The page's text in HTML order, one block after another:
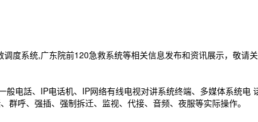
调度系统,广东院前120急救系统等相关信息发布和资讯展示，敬请关
話、IP电话机、IP网络有线电视对讲系统终端、多媒体系统电
呼、强插、强制拆迁、监视、代接、音频、夜服等实际操作。